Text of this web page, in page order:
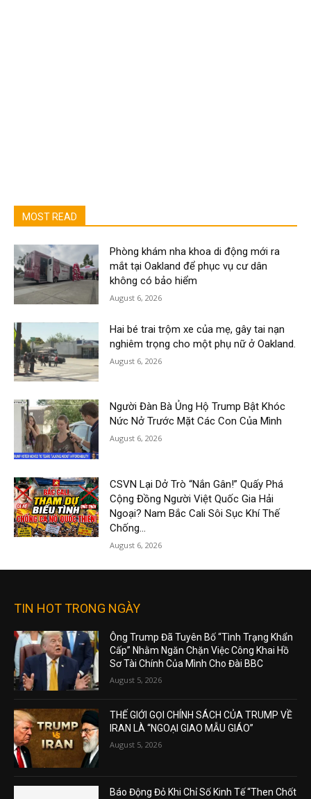
MOST READ
Phòng khám nha khoa di động mới ra
mắt tại Oakland để phục vụ cư dân
không có bảo hiểm
August 6, 2026
Hai bé trai trộm xe của mẹ, gây tai nạn
nghiêm trọng cho một phụ nữ ở Oakland.
August 6, 2026
Người Đàn Bà Ủng Hộ Trump Bật Khóc
Nức Nở Trước Mặt Các Con Của Mình
August 6, 2026
CSVN Lại Dở Trò “Nắn Gân!” Quấy Phá
Cộng Đồng Người Việt Quốc Gia Hải
Ngoại? Nam Bắc Cali Sôi Sục Khí Thế
Chống...
August 6, 2026
TIN HOT TRONG NGÀY
Ông Trump Đã Tuyên Bố “Tình Trạng Khẩn
Cấp” Nhằm Ngăn Chặn Việc Công Khai Hồ
Sơ Tài Chính Của Mình Cho Đài BBC
August 5, 2026
THẾ GIỚI GỌI CHÍNH SÁCH CỦA TRUMP VỀ
IRAN LÀ “NGOẠI GIAO MẪU GIÁO”
August 5, 2026
Báo Động Đỏ Khi Chỉ Số Kinh Tế “Then Chốt